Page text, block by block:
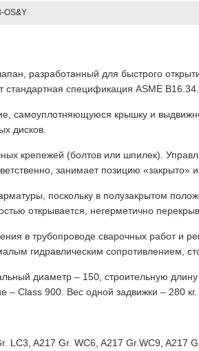
OS&Y
разработанный для быстрого
спецификация ASME B16.34.
самоуплотняющуюся крышку и
дисков.
крепежей (болтов или шпилек).
занимает позицию «закрыто»
поскольку в полузакрытом
открывается, негерметично
в трубопроводе сварочных работ и
гидравлическим сопротивлением,
диаметр – 150, строительную
Class 900. Вес одной задвижки – 280 кг.
A217 Gr. WC6, A217 Gr.WC9, A217